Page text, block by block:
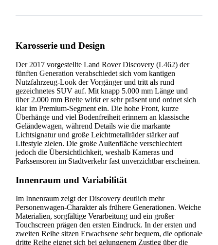
Karosserie und Design
Der 2017 vorgestellte Land Rover Discovery (L462) der
fünften Generation verabschiedet sich vom kantigen
Nutzfahrzeug-Look der Vorgänger und tritt als rund
gezeichnetes SUV auf. Mit knapp 5.000 mm Länge und
über 2.000 mm Breite wirkt er sehr präsent und ordnet sich
klar im Premium-Segment ein. Die hohe Front, kurze
Überhänge und viel Bodenfreiheit erinnern an klassische
Geländewagen, während Details wie die markante
Lichtsignatur und große Leichtmetallräder stärker auf
Lifestyle zielen. Die große Außenfläche verschlechtert
jedoch die Übersichtlichkeit, weshalb Kameras und
Parksensoren im Stadtverkehr fast unverzichtbar erscheinen.
Innenraum und Variabilität
Im Innenraum zeigt der Discovery deutlich mehr
Personenwagen-Charakter als frühere Generationen. Weiche
Materialien, sorgfältige Verarbeitung und ein großer
Touchscreen prägen den ersten Eindruck. In der ersten und
zweiten Reihe sitzen Erwachsene sehr bequem, die optionale
dritte Reihe eignet sich bei gelungenem Zustieg über die